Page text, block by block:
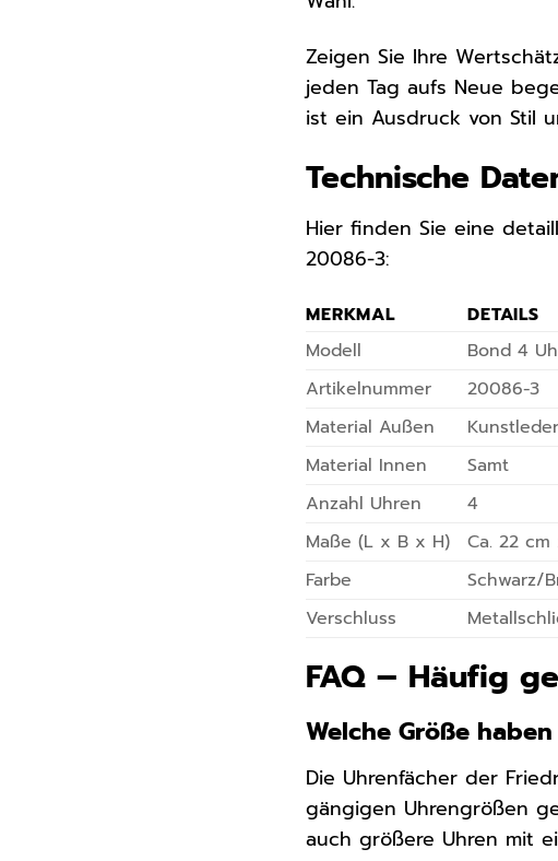
Zeigen Sie Ihre
jeden Tag aufs Neue
ist ein Ausdruck von Stil
Technische
Hier finden Sie eine
20086-3:
MERKMAL
DETAILS
Modell
Bond 4
Artikelnummer
20086-3
Material Außen
Kunstleder
Material Innen
Samt
Anzahl Uhren
4
Maße (L x B x H)
Ca. 22
Farbe
Schwarz/
Verschluss
FAQ – Häufig
Welche Größe
Die Uhrenfächer der
gängigen Uhrengrößen
auch größere Uhren mit